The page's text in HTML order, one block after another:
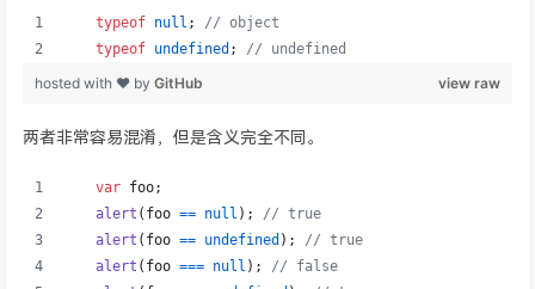
两者非常容易混淆，但是含义完全不同。